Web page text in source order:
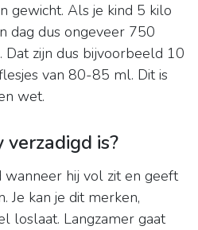
gewicht. Als je kind 5 kilo
dag dus ongeveer 750
Dat zijn dus bijvoorbeeld 10
van 80-85 ml. Dit is
wet.
verzadigd is?
hij vol zit en geeft
Je kan je dit merken,
loslaat. Langzamer gaat